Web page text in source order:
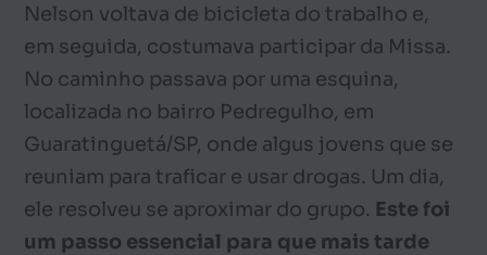
Nelson voltava de bicicleta do trabalho e,
em seguida, costumava participar da Missa.
No caminho passava por uma esquina,
localizada no bairro Pedregulho, em
Guaratinguetá/SP, onde algus jovens que se
reuniam para traficar e usar drogas. Um dia,
ele resolveu se aproximar do grupo. Este foi
um passo essencial para que mais tarde